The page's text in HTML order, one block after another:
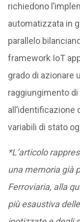
richiedono
automatizzata in
parallelo
framework IoT
grado di azionare
raggiungimento
variabili di stato
*L’articolo
una memoria già
Ferroviaria, alla
più esaustiva